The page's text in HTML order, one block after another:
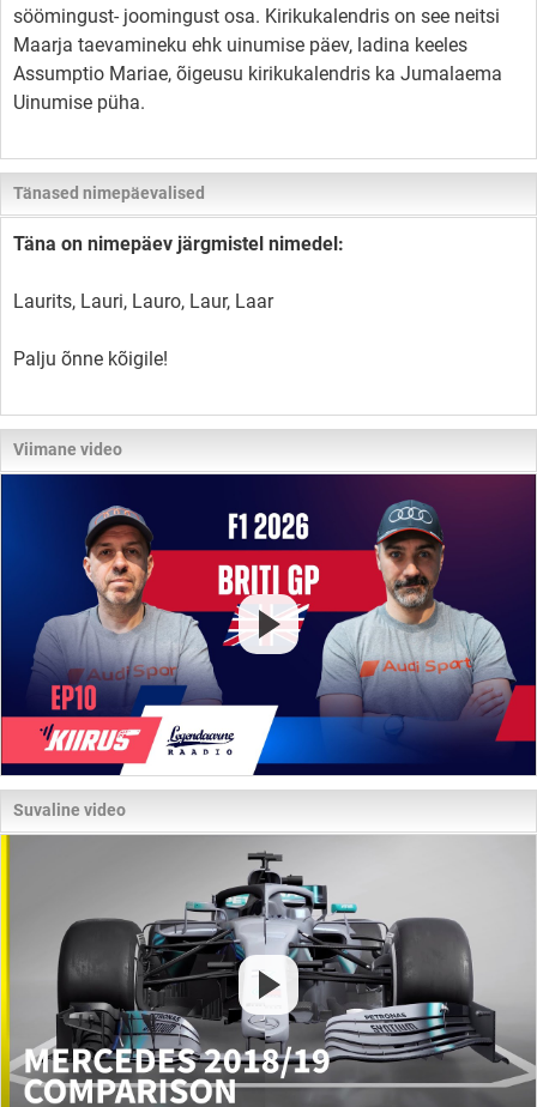
söömingust- joomingust osa. Kirikukalendris on see neitsi
Maarja taevamineku ehk uinumise päev, ladina keeles
Assumptio Mariae, õigeusu kirikukalendris ka Jumalaema
Uinumise püha.
Tänased nimepäevalised
Täna on nimepäev järgmistel nimedel:
Laurits, Lauri, Lauro, Laur, Laar
Palju õnne kõigile!
Viimane video
Suvaline video